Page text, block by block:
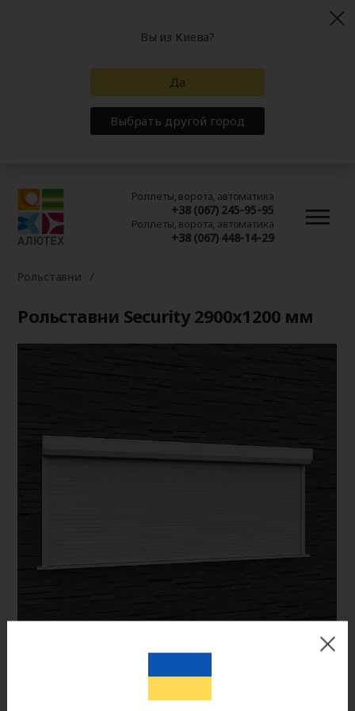
Роллеты, ворота, автоматика
+38 (067) 245-95-95
Роллеты, ворота, автоматика
+38 (067) 448-14-29
Рольставни
Рольставни Security 2900x1200 мм
оттенку от изображения на мониторе.
Вы из Киева?
Да
Выбрать другой город